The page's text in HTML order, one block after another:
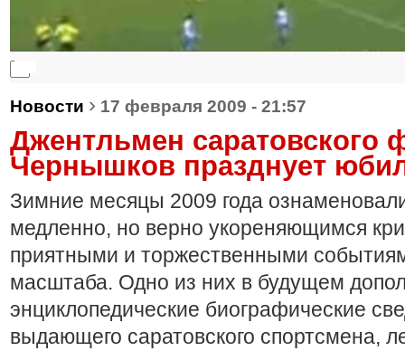
Новости › 17 февраля 2009 - 21:57
Джентльмен саратовского
Чернышков празднует
Зимние месяцы 2009 года
медленно, но верно укореняющимся
приятными и торжественными
масштаба. Одно из них в будущем
энциклопедические биографические
выдающего саратовского спортсмена,